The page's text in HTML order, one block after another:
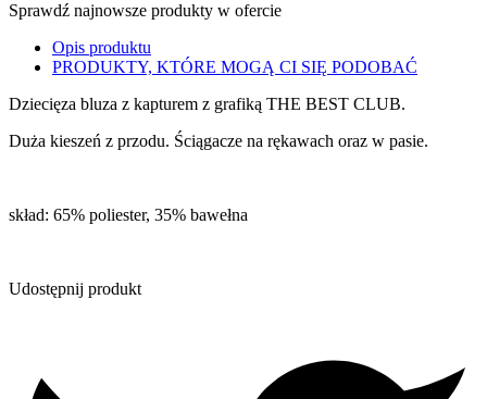
Sprawdź najnowsze produkty w ofercie
Opis produktu
PRODUKTY, KTÓRE MOGĄ CI SIĘ PODOBAĆ
Dziecięza bluza z kapturem z grafiką THE BEST CLUB.
Duża kieszeń z przodu. Ściągacze na rękawach oraz w pasie.
skład: 65% poliester, 35% bawełna
Udostępnij produkt